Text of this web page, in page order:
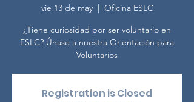
vie 13 de may
  |
Oficina ESLC
¿Tiene curiosidad por ser voluntario en
ESLC? Únase a nuestra Orientación para
Voluntarios
Registration is Closed